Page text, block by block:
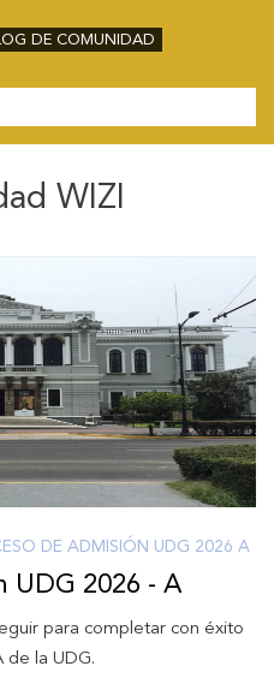
DE COMUNIDAD
WIZI
DE ADMISIÓN UDG 2026 A
UDG 2026 - A
para completar con éxito
de la UDG.